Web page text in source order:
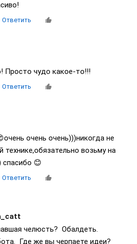
Ответить
Просто чудо какое-то!!!
Ответить
очень очень)))никогда не
технике,обязательно возьму на
спасибо 😊
Ответить
челюсть? Обалдеть.
Где же вы черпаете идеи?